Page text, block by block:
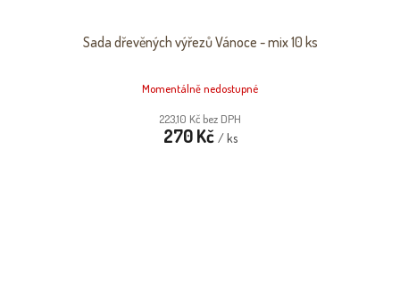
Sada dřevěných výřezů Vánoce - mix 10 ks
Momentálně nedostupné
223,10 Kč bez DPH
270 Kč / ks